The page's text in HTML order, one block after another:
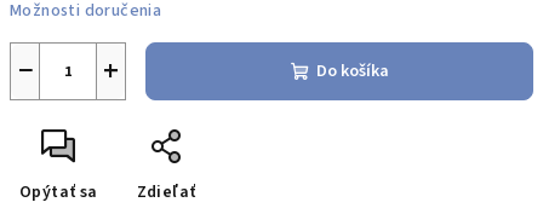
Možnosti doručenia
+
− Do košíka
Opýtať sa Zdieľať